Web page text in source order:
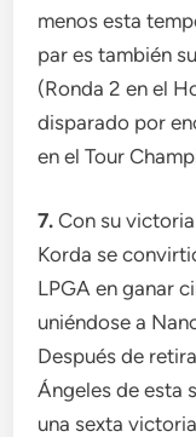
menos esta
par es también
(Ronda 2 en el
disparado por
en el Tour
7. Con su
Korda se
LPGA en ganar
uniéndose a
Después de
Ángeles de esta
una sexta